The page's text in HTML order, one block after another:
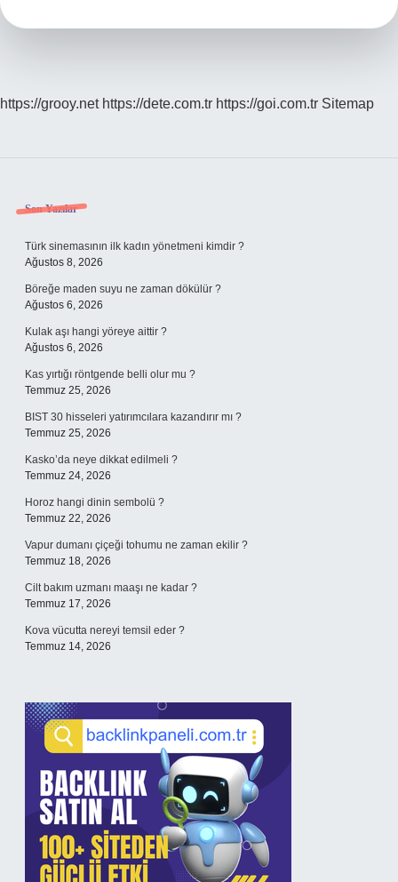
https://grooy.net https://dete.com.tr https://goi.com.tr Sitemap
Sidebar
Son Yazılar
Türk sinemasının ilk kadın yönetmeni kimdir ?
Ağustos 8, 2026
Böreğe maden suyu ne zaman dökülür ?
Ağustos 6, 2026
Kulak aşı hangi yöreye aittir ?
Ağustos 6, 2026
Kas yırtığı röntgende belli olur mu ?
Temmuz 25, 2026
BIST 30 hisseleri yatırımcılara kazandırır mı ?
Temmuz 25, 2026
Kasko’da neye dikkat edilmeli ?
Temmuz 24, 2026
Horoz hangi dinin sembolü ?
Temmuz 22, 2026
Vapur dumanı çiçeği tohumu ne zaman ekilir ?
Temmuz 18, 2026
Cilt bakım uzmanı maaşı ne kadar ?
Temmuz 17, 2026
Kova vücutta nereyi temsil eder ?
Temmuz 14, 2026